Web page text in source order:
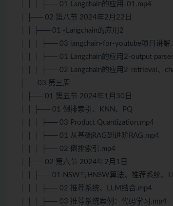
│ │ │ ├── 01 Langchain 的应用-01.mp4
│ ├── 02 第八节 2024年2月22日
│ │ ├── 01 -Langchain的应用2
│ │ │ ├── 03 langchain-for-youtube项目讲解
│ │ │ ├── 01 Langchain的应用2-output
│ │ │ ├── 02 Langchain的应用2-retrieval、
├── 03 第三周
│ ├── 01 第五节 2024年1月30日
│ │ ├── 01 倒排索引、KNN、PQ
│ │ │ ├── 03 Product Quantization.mp4
│ │ │ ├── 01 从基础RAG到进阶RAG.mp4
│ │ │ ├── 02 倒排索引.mp4
│ ├── 02 第六节 2024年2月1日
│ │ ├── 01 NSW与HNSW算法、推荐系统、
│ │ │ ├── 02 推荐系统、LLM结合.mp4
│ │ │ ├── 03 推荐系统案例：代码学习.mp4